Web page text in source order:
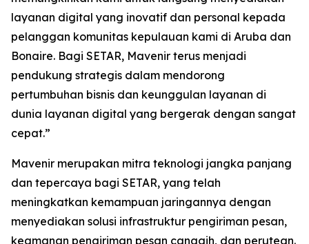
layanan digital yang inovatif dan personal kepada
pelanggan komunitas kepulauan kami di Aruba dan
Bonaire. Bagi SETAR, Mavenir terus menjadi
pendukung strategis dalam mendorong
pertumbuhan bisnis dan keunggulan layanan di
dunia layanan digital yang bergerak dengan sangat
cepat.”
Mavenir merupakan mitra teknologi jangka panjang
dan tepercaya bagi SETAR, yang telah
meningkatkan kemampuan jaringannya dengan
menyediakan solusi infrastruktur pengiriman pesan,
keamanan pengiriman pesan canggih, dan perutean.